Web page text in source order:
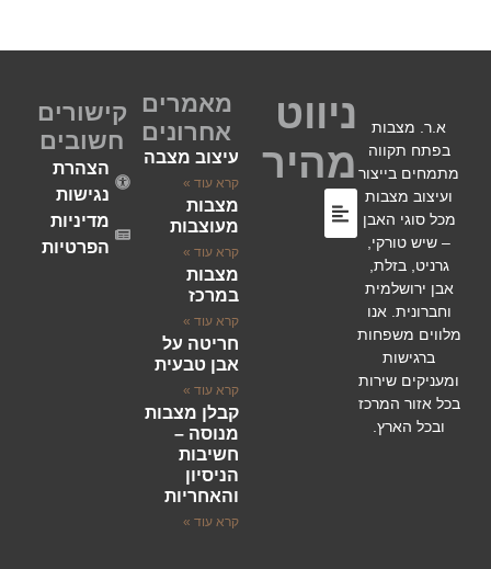
א.ר. מצבות
בפתח תקווה
מתמחים בייצור
ועיצוב מצבות
מכל סוגי האבן
– שיש טורקי,
גרניט, בזלת,
אבן ירושלמית
וחברונית. אנו
מלווים משפחות
ברגישות
ומעניקים שירות
בכל אזור המרכז
ובכל הארץ.
ניווט
מהיר
מאמרים
אחרונים
עיצוב מצבה
קרא עוד »
מצבות
מעוצבות
קרא עוד »
מצבות
במרכז
קרא עוד »
חריטה על
אבן טבעית
קרא עוד »
קבלן מצבות
מנוסה –
חשיבות
הניסיון
והאחריות
קרא עוד »
קישורים
חשובים
הצהרת
נגישות
מדיניות
הפרטיות